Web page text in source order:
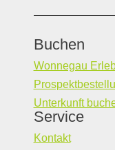
Buchen
Wonnegau
Unterkunft
Service
Kontakt